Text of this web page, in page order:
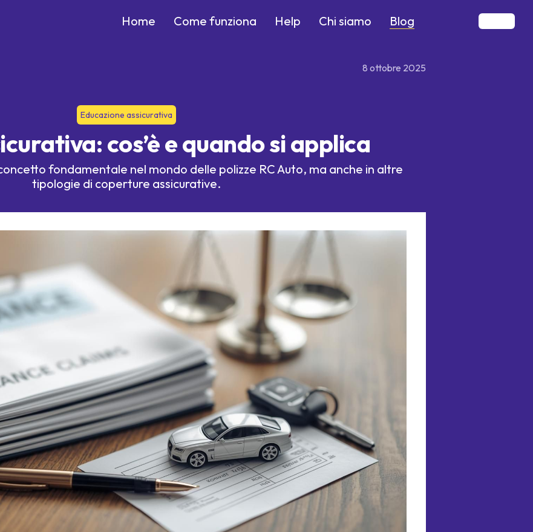
Home Come funziona Help Chi siamo Blog
8 ottobre 2025
Educazione assicurativa
cos’è e quando si applica
fondamentale nel mondo delle polizze RC Auto, ma anche in altre
tipologie di coperture assicurative.